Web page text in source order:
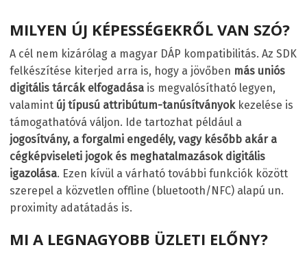
MILYEN ÚJ KÉPESSÉGEKRŐL VAN SZÓ?
A cél nem kizárólag a magyar DÁP kompatibilitás. Az SDK
felkészítése kiterjed arra is, hogy a jövőben más uniós
digitális tárcák elfogadása is megvalósítható legyen,
valamint új típusú attribútum-tanúsítványok kezelése is
támogathatóvá váljon. Ide tartozhat például a
jogosítvány, a forgalmi engedély, vagy később akár a
cégképviseleti jogok és meghatalmazások digitális
igazolása. Ezen kívül a várható további funkciók között
szerepel a közvetlen offline (bluetooth/NFC) alapú un.
proximity adatátadás is.
MI A LEGNAGYOBB ÜZLETI ELŐNY?